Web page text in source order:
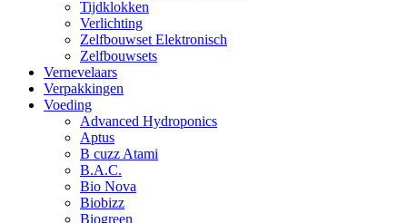
Tijdklokken
Verlichting
Zelfbouwset Elektronisch
Zelfbouwsets
Vernevelaars
Verpakkingen
Voeding
Advanced Hydroponics
Aptus
B cuzz Atami
B.A.C.
Bio Nova
Biobizz
Biogreen